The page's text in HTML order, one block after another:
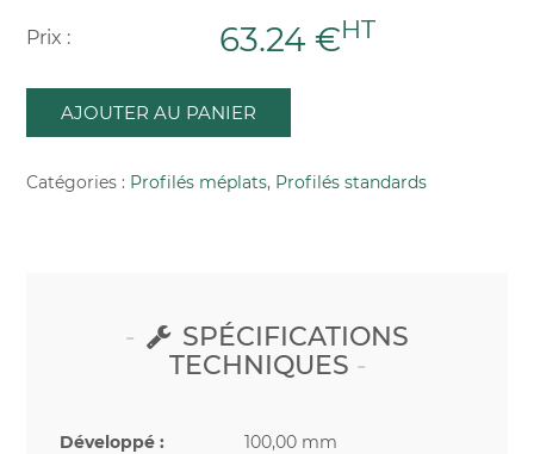
Prix : 63.24 €HT
AJOUTER AU PANIER
Catégories : Profilés méplats, Profilés standards
SPÉCIFICATIONS
TECHNIQUES
Développé : 100,00 mm